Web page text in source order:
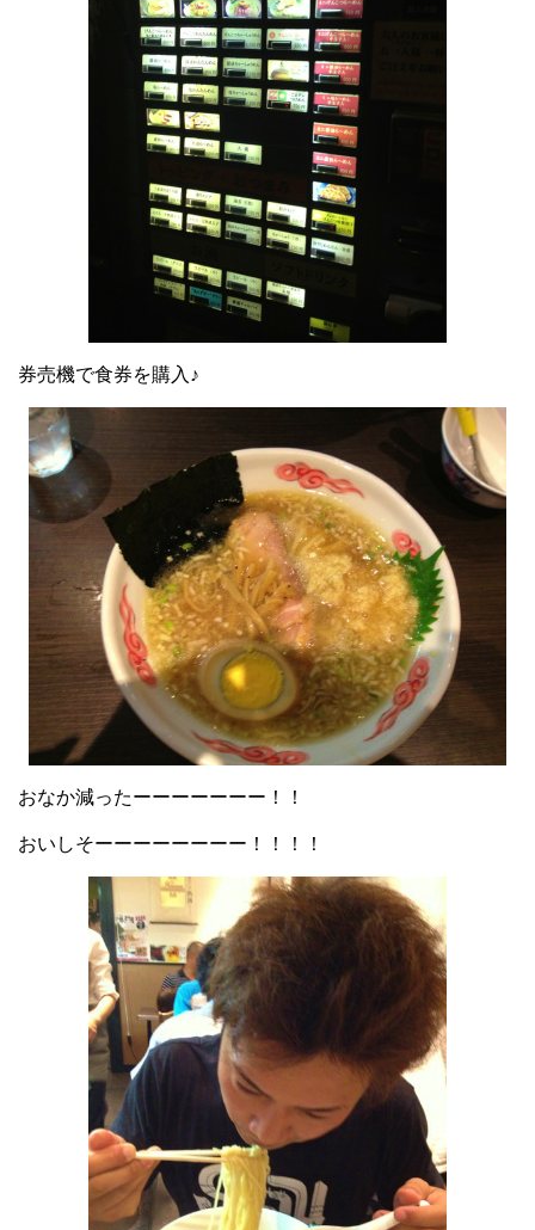
券売機で食券を購入♪
おなか減ったーーーーーーー！！
おいしそーーーーーーーー！！！！